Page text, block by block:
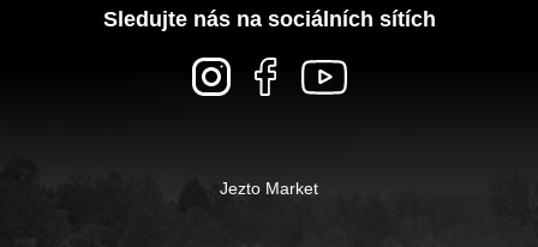
Sledujte nás na sociálních sítích
Jezto Market